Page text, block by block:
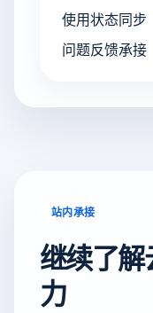
使用状态同步
问题反馈承接
站内承接
继续了
力